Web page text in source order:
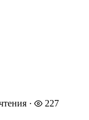
· 227